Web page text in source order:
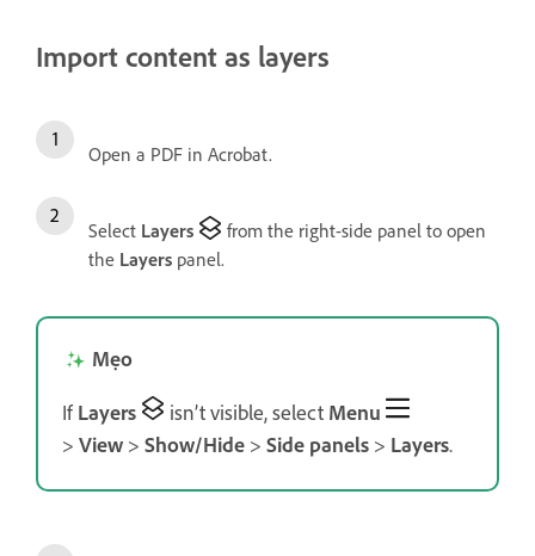
Import content as layers
Open a PDF in Acrobat.
Select Layers
from the right-side panel to open
the Layers panel.
Mẹo
If Layers isn’t visible, select Menu
> View > Show/Hide > Side panels > Layers.